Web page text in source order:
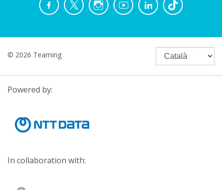
© 2026 Teaming
Powered by:
In collaboration with: